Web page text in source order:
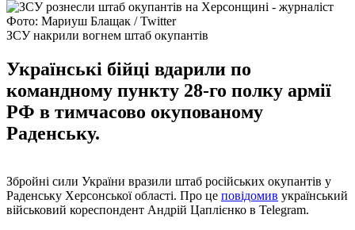
Фото: Мариуш Блащак / Twitter
ЗСУ накрили вогнем штаб окупантів
Українські бійці вдарили по
командному пункту 28-го полку армії
РФ в тимчасово окупованому
Раденську.
Збройні сили України вразили штаб російських окупантів у
Раденську Херсонської області. Про це повідомив український
військовий кореспондент Андрій Цаплієнко в Telegram.